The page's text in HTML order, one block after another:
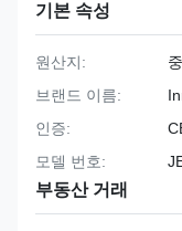
기본 속성
원산지:
브랜드 이름:
인증:
모델 번호:
부동산 거래